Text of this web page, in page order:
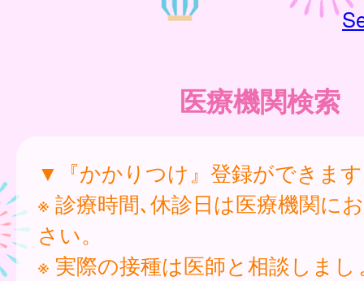
医療機関検索
▼『かかりつけ』登録ができま
※ 診療時間､休診日は医療機関に
さい。
※ 実際の接種は医師と相談しまし